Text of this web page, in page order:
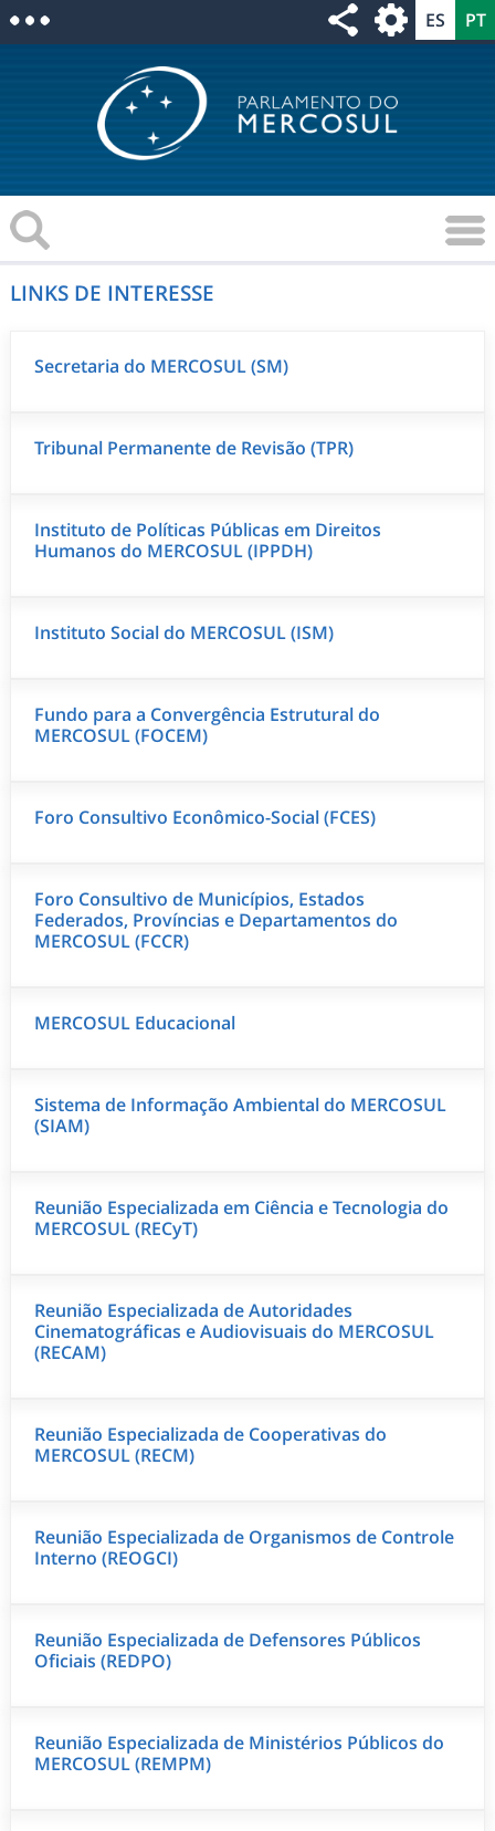
LINKS DE INTERESSE
Secretaria do MERCOSUL (SM)
Tribunal Permanente de Revisão (TPR)
Instituto de Políticas Públicas em Direitos
Humanos do MERCOSUL (IPPDH)
Instituto Social do MERCOSUL (ISM)
Fundo para a Convergência Estrutural do
MERCOSUL (FOCEM)
Foro Consultivo Econômico-Social (FCES)
Foro Consultivo de Municípios, Estados
Federados, Províncias e Departamentos do
MERCOSUL (FCCR)
MERCOSUL Educacional
Sistema de Informação Ambiental do MERCOSUL
(SIAM)
Reunião Especializada em Ciência e Tecnologia do
MERCOSUL (RECyT)
Reunião Especializada de Autoridades
Cinematográficas e Audiovisuais do MERCOSUL
(RECAM)
Reunião Especializada de Cooperativas do
MERCOSUL (RECM)
Reunião Especializada de Organismos de Controle
Interno (REOGCI)
Reunião Especializada de Defensores Públicos
Oficiais (REDPO)
Reunião Especializada de Ministérios Públicos do
MERCOSUL (REMPM)